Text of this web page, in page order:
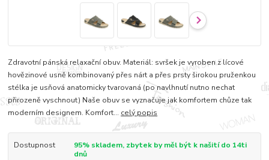
Zdravotní pánská relaxační obuv. Materiál: svršek je vyroben z lícové
hovězinové usně kombinovaný přes nárt a přes prsty širokou pruženkou
stélka je usňová anatomicky tvarovaná (po navlhnutí nutno nechat
přirozeně vyschnout) Naše obuv se vyznačuje jak komfortem chůze tak
moderním designem. Komfort... celý popis
Dostupnost
95% skladem, zbytek by měl být k našití do 14ti
dnů